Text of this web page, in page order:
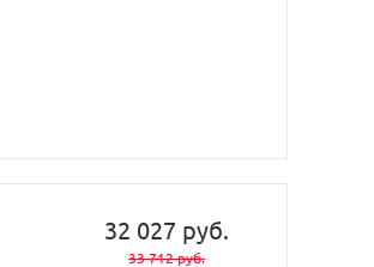
32 027 руб.
33 712 руб.